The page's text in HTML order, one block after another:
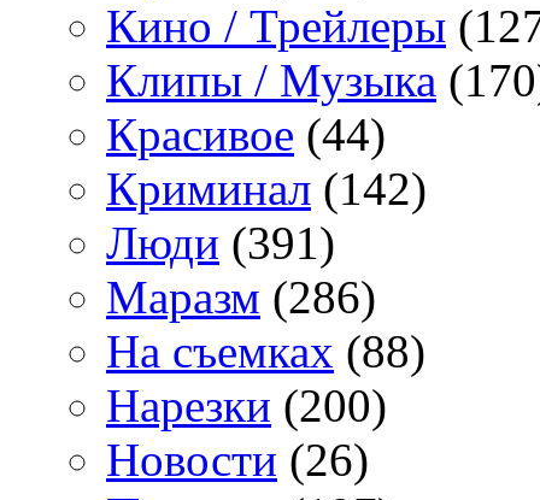
Кино / Трейлеры
Клипы / Музыка
Красивое (44)
Криминал (142)
Люди (391)
Маразм (286)
На съемках (88)
Нарезки (200)
Новости (26)